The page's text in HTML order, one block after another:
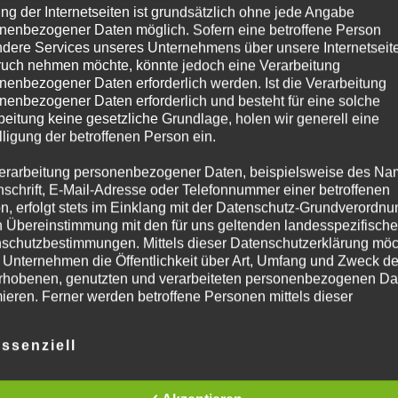
der Internetseiten ist grundsätzlich ohne jede Angabe
Daten möglich. Sofern eine betroffene Person
Services unseres Unternehmens über unsere
nehmen möchte, könnte jedoch eine Verarbeitung
Daten erforderlich werden. Ist die Verarbeitung
Daten erforderlich und besteht für eine solche
keine gesetzliche Grundlage, holen wir generell eine
der betroffenen Person ein.
personenbezogener Daten, beispielsweise des
E-Mail-Adresse oder Telefonnummer einer betroffenen
erfolgt stets im Einklang mit der Datenschutz-
Übereinstimmung mit den für uns geltenden
Mittels dieser Datenschutzerklärung
Unternehmen die Öffentlichkeit über Art, Umfang und Zweck
genutzten und verarbeiteten personenbezogenen
Ferner werden betroffene Personen mittels dieser
als für die Verarbeitung Verantwortlicher zahlreiche
Schutz der über diese Internetseite verarbeiteten